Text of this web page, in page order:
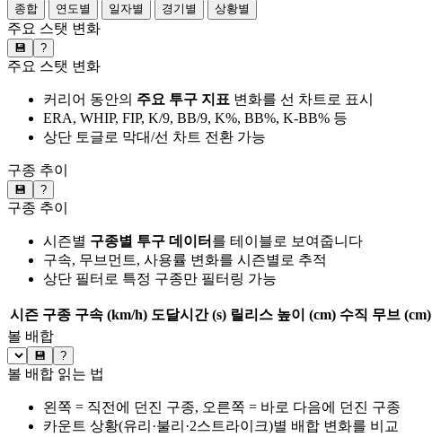
종합
연도별 일자별 경기별 상황별
주요 스탯 변화
💾 ?
주요 스탯 변화
커리어 동안의 주요 투구 지표 변화를 선 차트로 표시
ERA, WHIP, FIP, K/9, BB/9, K%, BB%, K-BB% 등
상단 토글로 막대/선 차트 전환 가능
구종 추이
💾 ?
구종 추이
시즌별 구종별 투구 데이터 를 테이블로 보여줍니다
구속, 무브먼트, 사용률 변화를 시즌별로 추적
상단 필터로 특정 구종만 필터링 가능
시즌 구종 구속 (km/h) 도달시간 (s) 릴리스 높이 (cm) 수직 무브 (cm)
볼 배합
💾 ?
볼 배합 읽는 법
왼쪽 = 직전에 던진 구종, 오른쪽 = 바로 다음에 던진 구종
카운트 상황(유리·불리·2스트라이크)별 배합 변화를 비교